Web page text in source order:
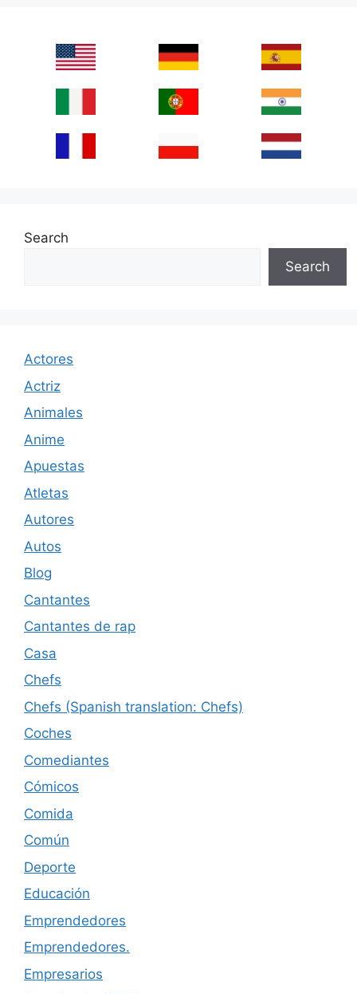
Search
Search
Actores
Actriz
Animales
Anime
Apuestas
Atletas
Autores
Autos
Blog
Cantantes
Cantantes de rap
Casa
Chefs
Chefs (Spanish translation: Chefs)
Coches
Comediantes
Cómicos
Comida
Común
Deporte
Educación
Emprendedores
Emprendedores.
Empresarios